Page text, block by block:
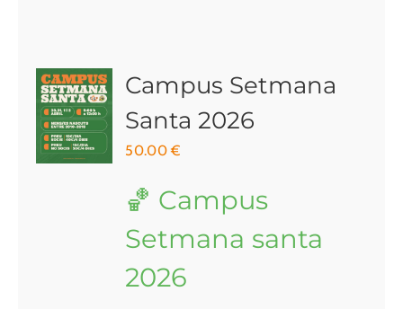
Campus Setmana
Santa 2026
50.00€
🏀 Campus
Setmana santa
2026